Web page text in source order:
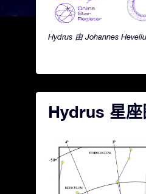
Hydrus 由 Johannes
Hydrus 星座